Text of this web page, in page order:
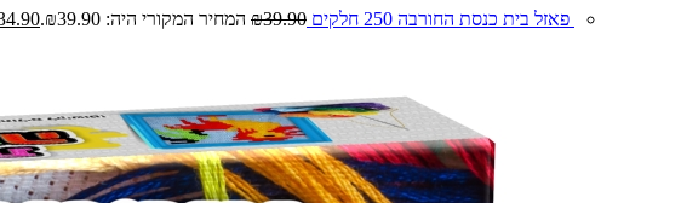
פאזל בית כנסת החורבה 250 חלקים ₪39.90 המחיר המקורי היה: ₪39.90.